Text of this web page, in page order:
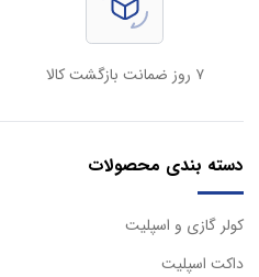
۷ روز ضمانت بازگشت کالا
دسته بندی محصولات
كولر گازی و اسپليت
داكت اسپليت